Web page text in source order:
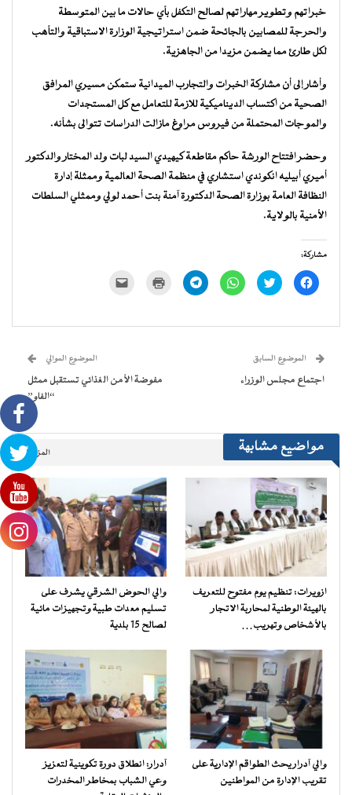
خبراتهم وتطوير مهاراتهم لصالح التكفل بأي حالات ما بين المتوسطة
والحرجة للمصابين بالجائحة ضمن استراتيجية الوزارة الاستباقية والتأهب
لكل طارئ مما يضمن مزيدا من الجاهزية.
وأشار إلى أن مشاركة الخبرات والتجارب الميدانية ستمكن مسيري المرافق
الصحية من اكتساب الديناميكية للازمة للتعامل مع كل المستجدات
والموجات المحتملة من فيروس مراوغ مازالت الدراسات تتوالى بشأنه.
وحضر افتتاح الورشة حاكم مقاطعة كيهيدي السيد لبات ولد المختار والدكتور
أميري أبيليه انكوندي استشاري في منظمة الصحة العالمية وممثلة إدارة
النظافة العامة بوزارة الصحة الدكتورة آمنة بنت أحمد لولي وممثلي السلطات
الأمنية بالولاية.
مشاركة:
انقر
للمشاركة
في
اضغط
للمشاركة
في
انقر
للمشاركة
في
انقر
للمشاركة
في
للطباعة
جديدة) الإلكتروني
نافذة
جديدة)
الموضوع السابق
اجتماع مجلس الوزراء
الموضوع الموالي
مفوضة الأمن الغذائي تستقبل ممثل
“الفاو”
مواضيع مشابهة المزيد..
ازويرات: تنظيم يوم مفتوح للتعريف
بالهيئة الوطنية لمحاربة الاتجار
بالأشخاص وتهريب…
والي الحوض الشرقي يشرف على
تسليم معدات طبية وتجهيزات مائية
لصالح 15 بلدية
والي آدرار يحث الطواقم الإدارية على
تقريب الإدارة من المواطنين
آدرار: انطلاق دورة تكوينية لتعزيز
وعي الشباب بمخاطر المخدرات